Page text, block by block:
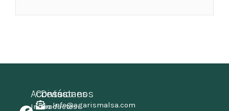
Accesos
Inicio
Divisiones
Productos
Contáctanos
Info@agarismalsa.com